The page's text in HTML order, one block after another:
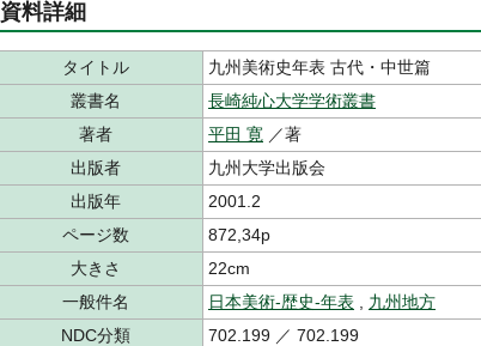
資料詳細
タイトル
九州美術史年表 古代・中世篇
叢書名
長崎純心大学学術叢書
著者
平田 寛 ／著
出版者
九州大学出版会
出版年
2001.2
ページ数
872,34p
大きさ
22cm
一般件名
日本美術-歴史-年表
九州地方
NDC分類
702.199 ／ 702.199